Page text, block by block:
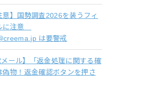
意】国勢調査2026を装うフィ
に注意
は要警戒
メール】「返金処理に関する確
偽物！返金確認ボタンを押さ